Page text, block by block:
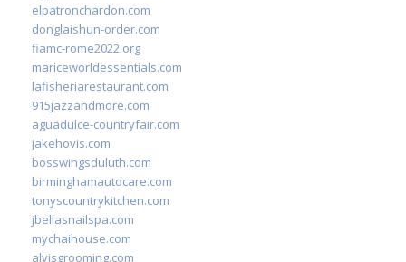
elpatronchardon.com
donglaishun-order.com
fiamc-rome2022.org
mariceworldessentials.com
lafisheriarestaurant.com
915jazzandmore.com
aguadulce-countryfair.com
jakehovis.com
bosswingsduluth.com
birminghamautocare.com
tonyscountrykitchen.com
jbellasnailspa.com
mychaihouse.com
alvisgrooming.com